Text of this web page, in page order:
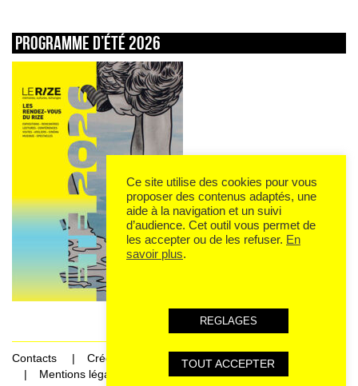
Programme d’été 2026
Contacts
Crédits
Mentions légales et données personnelles
Ce site utilise des cookies pour vous
proposer des contenus adaptés, une
aide à la navigation et un suivi
d’audience. Cet outil vous permet de
les accepter ou de les refuser. En
savoir plus.
REGLAGES
TOUT ACCEPTER